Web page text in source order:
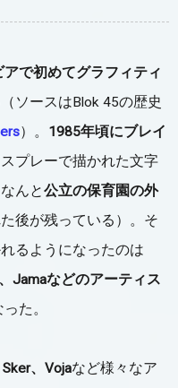
アで初めてグラフィティ
ソースはBlok 45の歴史
）。 1985年頃にブレイ
プレーで描かれた文字
んと公立の保育園の外
後が残っている）。そ
るようになったのは
Jamaなどのアーティス
た。
、Vojaなど様々なア